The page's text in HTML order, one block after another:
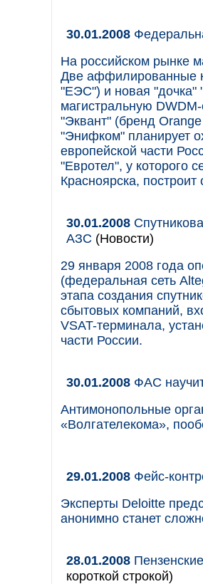
30.01.2008
На российском рынке
Две аффилированные
"ЕЭС") и новая "дочка"
магистральную
"Эквант" (бренд
"Энифком" планирует
европейской части
"Евротел", у которого
Красноярска,
30.01.2008
АЗС (Новости)
29 января 2008 года
(федеральная сеть
этапа создания
сбытовых компаний,
VSAT-терминала,
части России.
30.01.2008 ФАС
Антимонопольные
«Волгателекома»,
29.01.2008 Фейс-
Эксперты Deloitte
анонимно станет
28.01.2008
короткой строкой)